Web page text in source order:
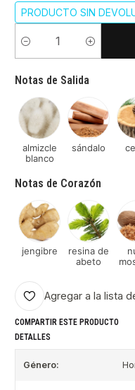
PRODUCTO SIN
Cantidad
Notas de Salida
almizcle
blanco
sándalo
Notas de Corazón
jengibre
resina de
abeto
Agregar a la lista
COMPARTIR ESTE PRODUCTO
DETALLES
Género: